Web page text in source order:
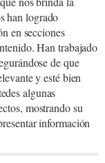
han logrado
en secciones
Han trabajado
de que
y esté bien
algunas
mostrando su
información